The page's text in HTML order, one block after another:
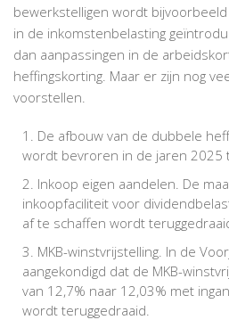
bewerkstelligen wordt
in de inkomstenbelasting
dan aanpassingen in de
heffingskorting. Maar er zijn nog
voorstellen.
De afbouw van de dubbele
wordt bevroren in de jaren 2025
Inkoop eigen aandelen. De
inkoopfaciliteit voor
af te schaffen wordt
MKB-winstvrijstelling. In de
aangekondigd dat de MKB-
van 12,7% naar 12,03% met
wordt teruggedraaid.